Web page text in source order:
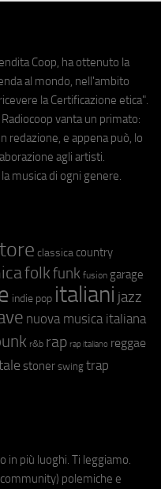
Coop, ha ottenuto la
al mondo, nell'ambito
la Certificazione etica".
vanta un primato:
redazione, e appena può, lo
agli artisti.
musica di ogni genere.
classica country
folkfunk fusion garage
indie pop italiani jazz
nuova musica italiana
r&b rap rap italiano reggae
stoner swing trap
in più luoghi. Ti leggiamo.
polemiche e